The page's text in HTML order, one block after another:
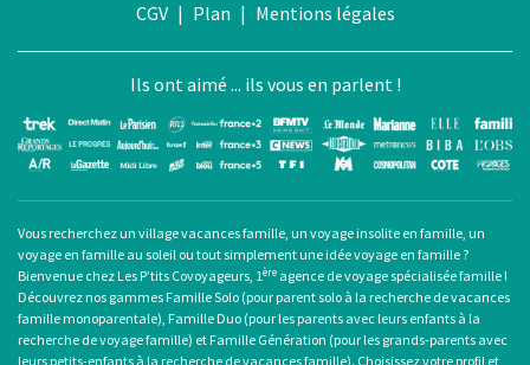
CGV | Plan | Mentions légales
Ils ont aimé ... ils vous en parlent !
Vous recherchez un village vacances famille, un voyage insolite en famille, un
voyage en famille au soleil ou tout simplement une idée voyage en famille ?
Bienvenue chez Les P’tits Covoyageurs, 1ère agence de voyage spécialisée famille !
Découvrez nos gammes Famille Solo (pour parent solo à la recherche devacances
famille monoparentale), Famille Duo (pour les parents avec leurs enfants à la
recherche de voyage famille) et Famille Génération (pour les grands-parents avec
leurs petits-enfants à la recherche de vacances famille). Choisissez votre profil et